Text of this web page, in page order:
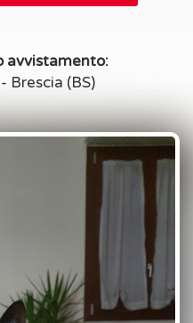
avvistamento:
Brescia (BS)